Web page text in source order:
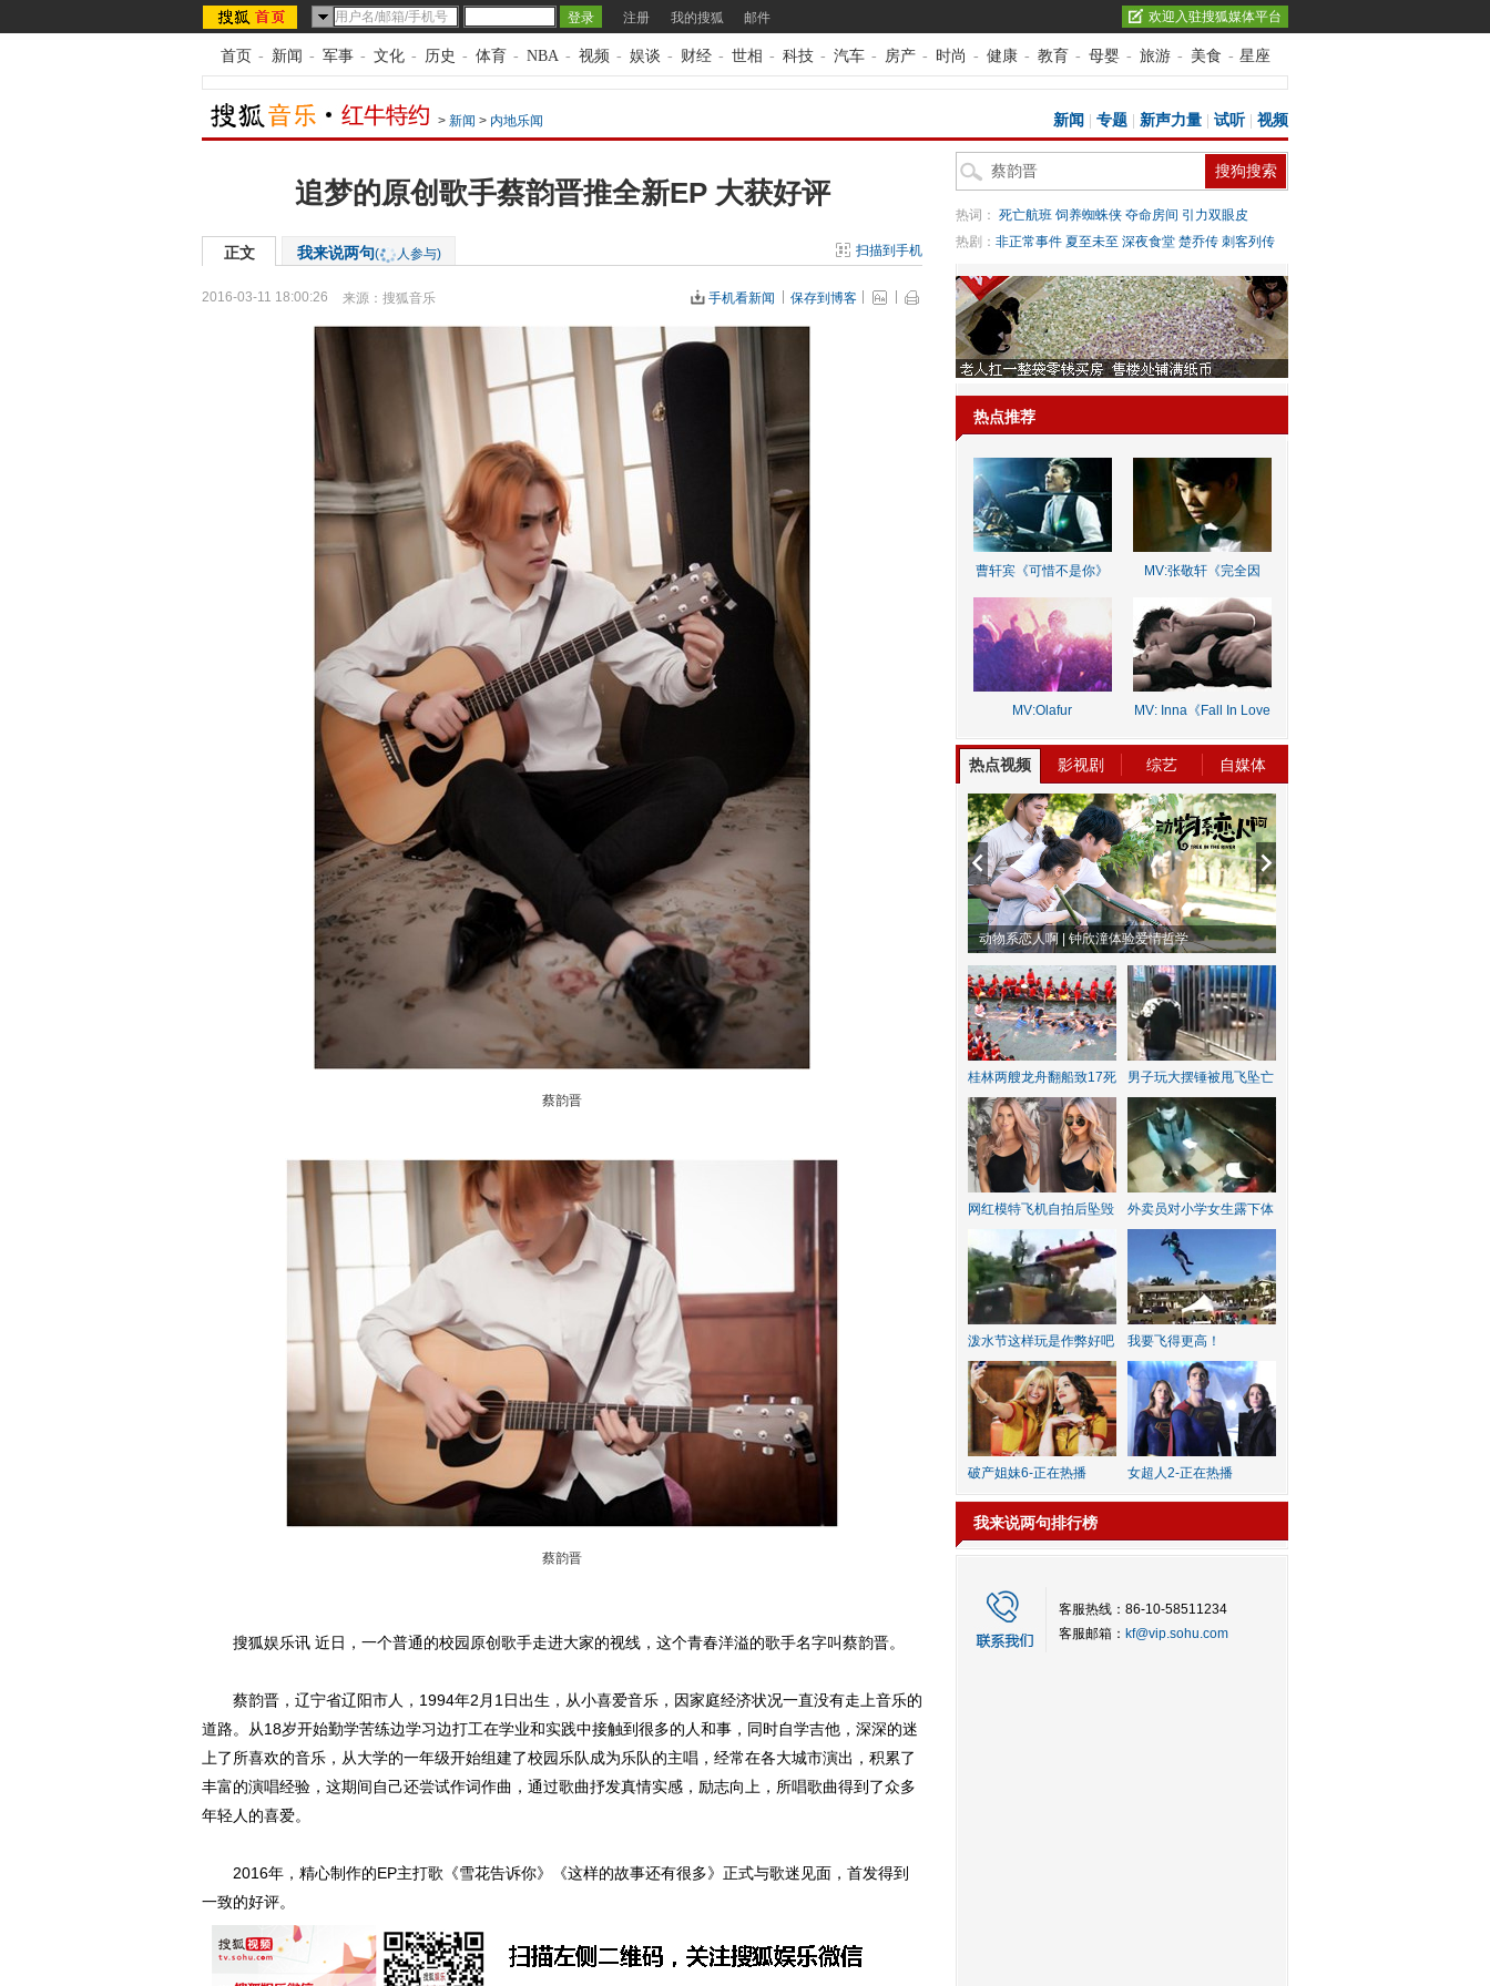
注册 我的搜狐 邮件 欢迎入驻搜狐媒体平台
首页 - 新闻 - 军事 - 文化 - 历史 - 体育 - NBA - 视频 - 娱谈 - 财经 - 世相 - 科技 - 汽车 - 房产 - 时尚 - 健康 - 教育 - 母婴 - 旅游 - 美食 - 星座
> 新闻 > 内地乐闻 新闻 专题 新声力量 试听| 视频
追梦的原创歌手蔡韵晋推全新EP 大获好评
正文 我来说两句( 人参与) 扫描到手机
2016-03-11 18:00:26 来源： 搜狐音乐 手机看新闻 保存到博客
蔡韵晋
蔡韵晋
搜狐娱乐讯 近日，一个普通的校园原创歌手走进大家的视线，这个青春洋溢的歌手名字叫蔡韵晋。
蔡韵晋，辽宁省辽阳市人，1994年2月1日出生，从小喜爱音乐，因家庭经济状况一直没有走上音乐的
道路。从18岁开始勤学苦练边学习边打工在学业和实践中接触到很多的人和事，同时自学吉他，深深的迷
上了所喜欢的音乐，从大学的一年级开始组建了校园乐队成为乐队的主唱，经常在各大城市演出，积累了
丰富的演唱经验，这期间自己还尝试作词作曲，通过歌曲抒发真情实感，励志向上，所唱歌曲得到了众多
年轻人的喜爱。
2016年，精心制作的EP主打歌《雪花告诉你》《这样的故事还有很多》正式与歌迷见面，首发得到
一致的好评。
热词： 死亡航班 饲养蜘蛛侠 夺命房间 引力双眼皮
热剧： 非正常事件 夏至未至 深夜食堂 楚乔传 刺客列传
热点推荐
曹轩宾《可惜不是你》
MV:张敬轩《完全因
MV:Olafur
MV: Inna《Fall In Love
热点视频 影视剧 综艺 自媒体
动物系恋人啊 | 钟欣潼体验爱情哲学
桂林两艘龙舟翻船致17死 男子玩大摆锤被甩飞坠亡
网红模特飞机自拍后坠毁 外卖员对小学女生露下体
泼水节这样玩是作弊好吧 我要飞得更高！
破产姐妹6-正在热播 女超人2-正在热播
我来说两句排行榜
客服热线：86-10-58511234
客服邮箱： kf@vip.sohu.com